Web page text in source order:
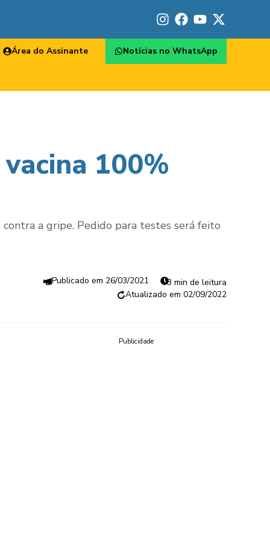
Área do Assinante Notícias no WhatsApp
100%
a gripe. Pedido para testes será feito
26/03/2021
3 min de leitura
02/09/2022
Publicidade